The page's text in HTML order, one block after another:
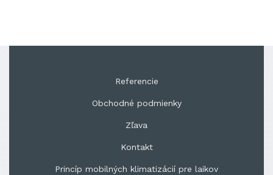
Referencie
Obchodné podmienky
Zľava
Kontakt
Princíp mobilných klimatizácií pre laikov